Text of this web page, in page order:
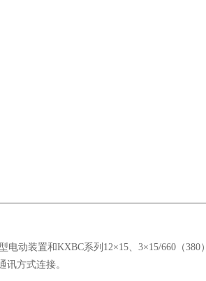
动装置和KXBC系列12×15、3×15/660（380
讯方式连接。